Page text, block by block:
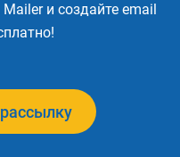
и создайте email